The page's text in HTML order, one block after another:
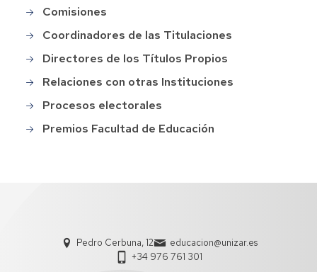
Comisiones
Coordinadores de las Titulaciones
Directores de los Títulos Propios
Relaciones con otras Instituciones
Procesos electorales
Premios Facultad de Educación
Pedro Cerbuna, 12
educacion@unizar.es
+34 976 761 301